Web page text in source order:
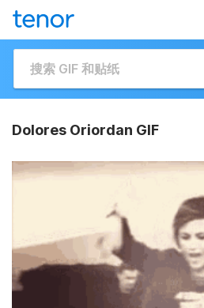
Dolores Oriordan GIF